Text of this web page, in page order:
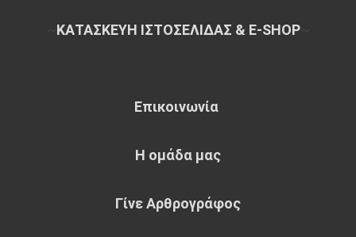
ΚΑΤΑΣΚΕΥΗ ΙΣΤΟΣΕΛΙΔΑΣ & E-SHOP~
Επικοινωνία
Η ομάδα μας
Γίνε Αρθρογράφος